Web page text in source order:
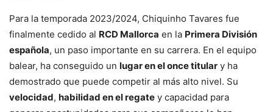
Para la temporada 2023/2024, Chiquinho Tavares fue
finalmente cedido al RCD Mallorca en la Primera División
española, un paso importante en su carrera. En el equipo
balear, ha conseguido un lugar en el once titular y ha
demostrado que puede competir al más alto nivel. Su
velocidad, habilidad en el regate y capacidad para